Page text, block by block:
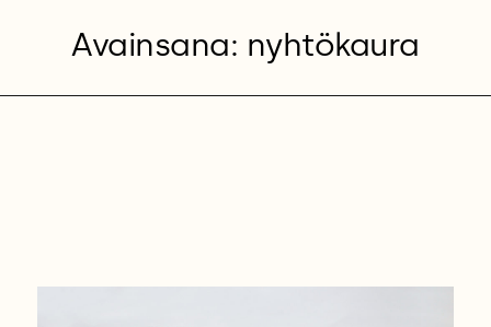
Avainsana: nyhtökaura